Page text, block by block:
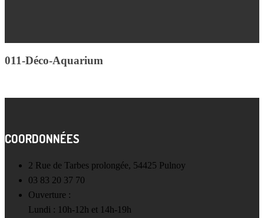
011-Déco-Aquarium
COORDONNÉES
2 Rue de Tarbes prolongée, 54425 Pulnoy
03 83 20 37 70
Ouverture :
Lundi : 10h-12h et 14h-19h